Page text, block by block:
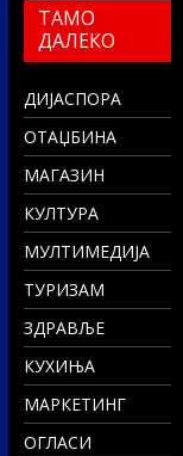
ТАМО
ДАЛЕКО
ДИЈАСПОРА
ОТАЏБИНА
МАГАЗИН
КУЛТУРА
МУЛТИМЕДИЈА
ТУРИЗАМ
ЗДРАВЉЕ
КУХИЊА
МАРКЕТИНГ
ОГЛАСИ